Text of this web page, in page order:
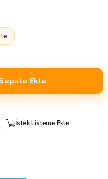
İstek Listeme Ekle